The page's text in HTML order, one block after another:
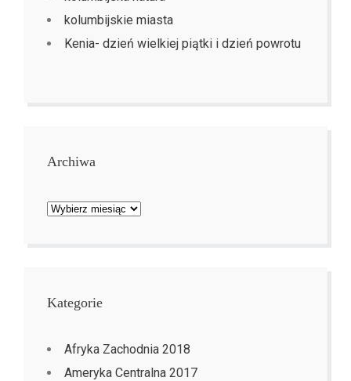
kolumbijskie miasta
Kenia- dzień wielkiej piątki i dzień powrotu
Archiwa
Archiwa
Kategorie
Afryka Zachodnia 2018
Ameryka Centralna 2017